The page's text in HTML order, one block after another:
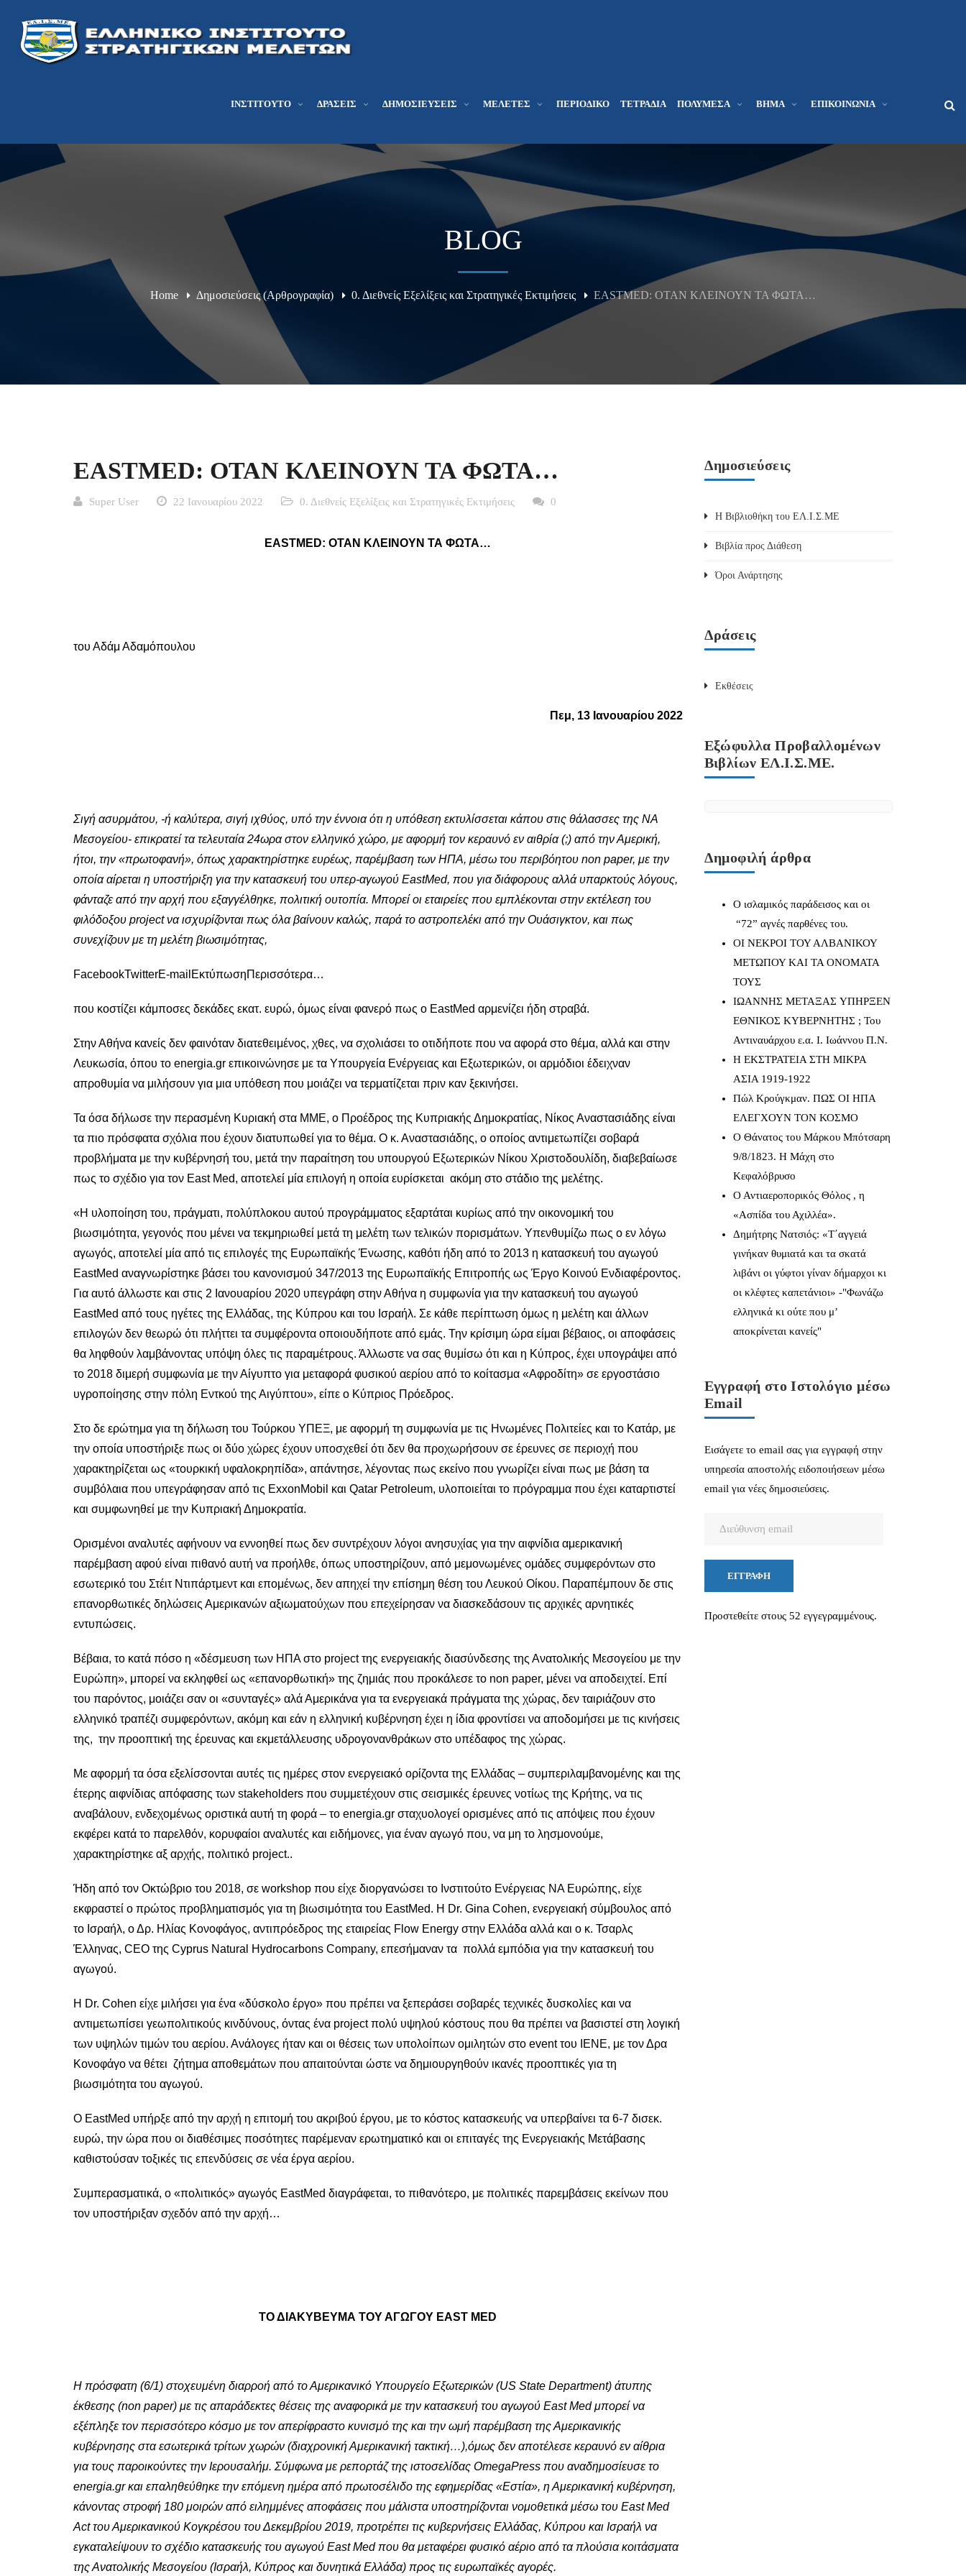
ΙΝΣΤΙΤΟΎΤΟ ΔΡΆΣΕΙΣ ΔΗΜΟΣΙΕΎΣΕΙΣ ΜΕΛΕΤΕΣ ΠΕΡΙΟΔΙΚΌ ΤΕΤΡΆΔΙΑ ΠΟΛΥΜΈΣΑ ΒΉΜΑ ΕΠΙΚΟΙΝΩΝΊΑ
BLOG
Home Δημοσιεύσεις (Αρθρογραφία) 0. Διεθνείς Εξελίξεις και Στρατηγικές Εκτιμήσεις EASTMED: OΤΑΝ ΚΛΕΙΝΟΥΝ ΤΑ ΦΩΤΑ…
EASTMED: OΤΑΝ ΚΛΕΙΝΟΥΝ ΤΑ ΦΩΤΑ…
Super User 22 Ιανουαρίου 2022 0. Διεθνείς Εξελίξεις και Στρατηγικές Εκτιμήσεις 0
EASTMED:OΤΑΝ ΚΛΕΙΝΟΥΝ ΤΑ ΦΩΤΑ…
του Αδάμ Αδαμόπουλου
Πεμ, 13 Ιανουαρίου 2022
Σιγή ασυρμάτου, -ή καλύτερα, σιγή ιχθύος, υπό την έννοια ότι η υπόθεση εκτυλίσσεται κάπου στις θάλασσες της ΝΑ
Μεσογείου- επικρατεί τα τελευταία 24ωρα στον ελληνικό χώρο, με αφορμή τον κεραυνό εν αιθρία (;) από την Αμερική,
ήτοι, την «πρωτοφανή», όπως χαρακτηρίστηκε ευρέως, παρέμβαση των ΗΠΑ, μέσω του περιβόητου non paper, με την
οποία αίρεται η υποστήριξη για την κατασκευή του υπερ-αγωγού EastMed, που για διάφορους αλλά υπαρκτούς λόγους,
φάνταζε από την αρχή που εξαγγέλθηκε, πολιτική ουτοπία. Μπορεί οι εταιρείες που εμπλέκονται στην εκτέλεση του
φιλόδοξου project να ισχυρίζονται πως όλα βαίνουν καλώς, παρά το αστροπελέκι από την Ουάσιγκτον, και πως
συνεχίζουν με τη μελέτη βιωσιμότητας,
FacebookTwitterE-mailΕκτύπωσηΠερισσότερα…
που κοστίζει κάμποσες δεκάδες εκατ. ευρώ, όμως είναι φανερό πως ο EastMed αρμενίζει ήδη στραβά.
Στην Αθήνα κανείς δεν φαινόταν διατεθειμένος, χθες, να σχολιάσει το οτιδήποτε που να αφορά στο θέμα, αλλά και στην
Λευκωσία, όπου το energia.gr επικοινώνησε με τα Υπουργεία Ενέργειας και Εξωτερικών, οι αρμόδιοι έδειχναν
απροθυμία να μιλήσουν για μια υπόθεση που μοιάζει να τερματίζεται πριν καν ξεκινήσει.
Τα όσα δήλωσε την περασμένη Κυριακή στα ΜΜΕ, ο Προέδρος της Κυπριακής Δημοκρατίας, Νίκος Αναστασιάδης είναι
τα πιο πρόσφατα σχόλια που έχουν διατυπωθεί για το θέμα. Ο κ. Αναστασιάδης, ο οποίος αντιμετωπίζει σοβαρά
προβλήματα με την κυβέρνησή του, μετά την παραίτηση του υπουργού Εξωτερικών Νίκου Χριστοδουλίδη, διαβεβαίωσε
πως το σχέδιο για τον East Med, αποτελεί μία επιλογή η οποία ευρίσκεται ακόμη στο στάδιο της μελέτης.
«Η υλοποίηση του, πράγματι, πολύπλοκου αυτού προγράμματος εξαρτάται κυρίως από την οικονομική του
βιωσιμότητα, γεγονός που μένει να τεκμηριωθεί μετά τη μελέτη των τελικών πορισμάτων. Υπενθυμίζω πως ο εν λόγω
αγωγός, αποτελεί μία από τις επιλογές της Ευρωπαϊκής Ένωσης, καθότι ήδη από το 2013 η κατασκευή του αγωγού
EastMed αναγνωρίστηκε βάσει του κανονισμού 347/2013 της Ευρωπαϊκής Επιτροπής ως Έργο Κοινού Ενδιαφέροντος.
Για αυτό άλλωστε και στις 2 Ιανουαρίου 2020 υπεγράφη στην Αθήνα η συμφωνία για την κατασκευή του αγωγού
EastMed από τους ηγέτες της Ελλάδας, της Κύπρου και του Ισραήλ. Σε κάθε περίπτωση όμως η μελέτη και άλλων
επιλογών δεν θεωρώ ότι πλήττει τα συμφέροντα οποιουδήποτε από εμάς. Την κρίσιμη ώρα είμαι βέβαιος, οι αποφάσεις
θα ληφθούν λαμβάνοντας υπόψη όλες τις παραμέτρους. Άλλωστε να σας θυμίσω ότι και η Κύπρος, έχει υπογράψει από
το 2018 διμερή συμφωνία με την Αίγυπτο για μεταφορά φυσικού αερίου από το κοίτασμα «Αφροδίτη» σε εργοστάσιο
υγροποίησης στην πόλη Εντκού της Αιγύπτου», είπε ο Κύπριος Πρόεδρος.
Στο δε ερώτημα για τη δήλωση του Τούρκου ΥΠΕΞ, με αφορμή τη συμφωνία με τις Ηνωμένες Πολιτείες και το Κατάρ, με
την οποία υποστήριξε πως οι δύο χώρες έχουν υποσχεθεί ότι δεν θα προχωρήσουν σε έρευνες σε περιοχή που
χαρακτηρίζεται ως «τουρκική υφαλοκρηπίδα», απάντησε, λέγοντας πως εκείνο που γνωρίζει είναι πως με βάση τα
συμβόλαια που υπεγράφησαν από τις ExxonMobil και Qatar Petroleum, υλοποιείται το πρόγραμμα που έχει καταρτιστεί
και συμφωνηθεί με την Κυπριακή Δημοκρατία.
Ορισμένοι αναλυτές αφήνουν να εννοηθεί πως δεν συντρέχουν λόγοι ανησυχίας για την αιφνίδια αμερικανική
παρέμβαση αφού είναι πιθανό αυτή να προήλθε, όπως υποστηρίζουν, από μεμονωμένες ομάδες συμφερόντων στο
εσωτερικό του Στέιτ Ντιπάρτμεντ και επομένως, δεν απηχεί την επίσημη θέση του Λευκού Οίκου. Παραπέμπουν δε στις
επανορθωτικές δηλώσεις Αμερικανών αξιωματούχων που επεχείρησαν να διασκεδάσουν τις αρχικές αρνητικές
εντυπώσεις.
Βέβαια, το κατά πόσο η «δέσμευση των ΗΠΑ στο project της ενεργειακής διασύνδεσης της Ανατολικής Μεσογείου με την
Ευρώπη», μπορεί να εκληφθεί ως «επανορθωτική» της ζημιάς που προκάλεσε το non paper, μένει να αποδειχτεί. Επί
του παρόντος, μοιάζει σαν οι «συνταγές» αλά Αμερικάνα για τα ενεργειακά πράγματα της χώρας, δεν ταιριάζουν στο
ελληνικό τραπέζι συμφερόντων, ακόμη και εάν η ελληνική κυβέρνηση έχει η ίδια φροντίσει να αποδομήσει με τις κινήσεις
της, την προοπτική της έρευνας και εκμετάλλευσης υδρογονανθράκων στο υπέδαφος της χώρας.
Με αφορμή τα όσα εξελίσσονται αυτές τις ημέρες στον ενεργειακό ορίζοντα της Ελλάδας – συμπεριλαμβανομένης και της
έτερης αιφνίδιας απόφασης των stakeholders που συμμετέχουν στις σεισμικές έρευνες νοτίως της Κρήτης, να τις
αναβάλουν, ενδεχομένως οριστικά αυτή τη φορά – το energia.gr σταχυολογεί ορισμένες από τις απόψεις που έχουν
εκφέρει κατά το παρελθόν, κορυφαίοι αναλυτές και ειδήμονες, για έναν αγωγό που, να μη το λησμονούμε,
χαρακτηρίστηκε αξ αρχής, πολιτικό project..
Ήδη από τον Οκτώβριο του 2018, σε workshop που είχε διοργανώσει το Ινστιτούτο Ενέργειας ΝΑ Ευρώπης, είχε
εκφραστεί ο πρώτος προβληματισμός για τη βιωσιμότητα του EastMed. Η Dr. Gina Cohen, ενεργειακή σύμβουλος από
το Ισραήλ, ο Δρ. Ηλίας Κονοφάγος, αντιπρόεδρος της εταιρείας Flow Energy στην Ελλάδα αλλά και ο κ. Τσαρλς
Έλληνας, CEO της Cyprus Natural Hydrocarbons Company, επεσήμαναν τα πολλά εμπόδια για την κατασκευή του
αγωγού.
Η Dr. Cohen είχε μιλήσει για ένα «δύσκολο έργο» που πρέπει να ξεπεράσει σοβαρές τεχνικές δυσκολίες και να
αντιμετωπίσει γεωπολιτικούς κινδύνους, όντας ένα project πολύ υψηλού κόστους που θα πρέπει να βασιστεί στη λογική
των υψηλών τιμών του αερίου. Ανάλογες ήταν και οι θέσεις των υπολοίπων ομιλητών στο event του ΙΕΝΕ, με τον Δρα
Κονοφάγο να θέτει ζήτημα αποθεμάτων που απαιτούνται ώστε να δημιουργηθούν ικανές προοπτικές για τη
βιωσιμότητα του αγωγού.
Ο EastMed υπήρξε από την αρχή η επιτομή του ακριβού έργου, με το κόστος κατασκευής να υπερβαίνει τα 6-7 δισεκ.
ευρώ, την ώρα που οι διαθέσιμες ποσότητες παρέμεναν ερωτηματικό και οι επιταγές της Ενεργειακής Μετάβασης
καθιστούσαν τοξικές τις επενδύσεις σε νέα έργα αερίου.
Συμπερασματικά, ο «πολιτικός» αγωγός EastMed διαγράφεται, το πιθανότερο, με πολιτικές παρεμβάσεις εκείνων που
τον υποστήριξαν σχεδόν από την αρχή…
ΤΟ ΔΙΑΚΥΒΕΥΜΑ ΤΟΥ ΑΓΩΓΟΥ EAST MED
Η πρόσφατη (6/1) στοχευμένη διαρροή από το Αμερικανικό Υπουργείο Εξωτερικών (US State Department) άτυπης
έκθεσης (non paper) με τις απαράδεκτες θέσεις της αναφορικά με την κατασκευή του αγωγού East Med μπορεί να
εξέπληξε τον περισσότερο κόσμο με τον απερίφραστο κυνισμό της και την ωμή παρέμβαση της Αμερικανικής
κυβέρνησης στα εσωτερικά τρίτων χωρών (διαχρονική Αμερικανική τακτική…),όμως δεν αποτέλεσε κεραυνό εν αίθρια
για τους παροικούντες την Ιερουσαλήμ. Σύμφωνα με ρεπορτάζ της ιστοσελίδας OmegaPress που αναδημοσίευσε το
energia.gr και επαληθεύθηκε την επόμενη ημέρα από πρωτοσέλιδο της εφημερίδας «Εστία», η Αμερικανική κυβέρνηση,
κάνοντας στροφή 180 μοιρών από ειλημμένες αποφάσεις που μάλιστα υποστηρίζονται νομοθετικά μέσω του East Med
Act του Αμερικανικού Κογκρέσου του Δεκεμβρίου 2019, προτρέπει τις κυβερνήσεις Ελλάδας, Κύπρου και Ισραήλ να
εγκαταλείψουν το σχέδιο κατασκευής του αγωγού East Med που θα μεταφέρει φυσικό αέριο από τα πλούσια κοιτάσματα
της Ανατολικής Μεσογείου (Ισραήλ, Κύπρος και δυνητικά Ελλάδα) προς τις ευρωπαϊκές αγορές.
Δημοσιεύσεις
Η Βιβλιοθήκη του ΕΛ.Ι.Σ.ΜΕ
Βιβλία προς Διάθεση
Όροι Ανάρτησης
Δράσεις
Εκθέσεις
Εξώφυλλα Προβαλλομένων
Βιβλίων ΕΛ.Ι.Σ.ΜΕ.
Δημοφιλή άρθρα
Ο ισλαμικός παράδεισος και οι
“72” αγνές παρθένες του.
ΟΙ ΝΕΚΡΟΙ ΤΟΥ ΑΛΒΑΝΙΚΟΥ
ΜΕΤΩΠΟΥ ΚΑΙ ΤΑ ΟΝΟΜΑΤΑ
ΤΟΥΣ
IΩΑΝΝΗΣ ΜΕΤΑΞΑΣ YΠΗΡΞΕΝ
ΕΘΝΙΚΟΣ ΚΥΒΕΡΝΗΤΗΣ ; Του
Αντιναυάρχου ε.α. Ι. Ιωάννου Π.Ν.
Η ΕΚΣΤΡΑΤΕΙΑ ΣΤΗ ΜΙΚΡΑ
ΑΣΙΑ 1919-1922
Πώλ Κρούγκμαν. ΠΩΣ ΟΙ ΗΠΑ
ΕΛΕΓΧΟΥΝ ΤΟΝ ΚΟΣΜΟ
Ο Θάνατος του Μάρκου Μπότσαρη
9/8/1823. Η Μάχη στο
Κεφαλόβρυσο
Ο Αντιαεροπορικός Θόλος , η
«Ασπίδα του Αχιλλέα».
Δημήτρης Νατσιός: «Τ΄αγγειά
γινήκαν θυμιατά και τα σκατά
λιβάνι οι γύφτοι γίναν δήμαρχοι κι
οι κλέφτες καπετάνιοι» -"Φωνάζω
ελληνικά κι ούτε που μ’
αποκρίνεται κανείς"
Εγγραφή στο Ιστολόγιο μέσω
Email
Εισάγετε το email σας για εγγραφή στην
υπηρεσία αποστολής ειδοποιήσεων μέσω
email για νέες δημοσιεύσεις.
ΕΓΓΡΑΦΉ
Προστεθείτε στους 52 εγγεγραμμένους.